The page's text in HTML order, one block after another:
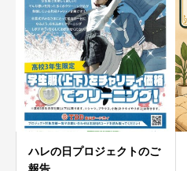
ハレの日プロジェクトのご